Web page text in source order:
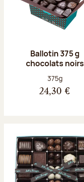
Ballotin 375 g
chocolats noirs
Poids net :
375g
24,30 €